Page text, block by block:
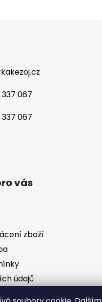
067
067
vás
zboží
údajů